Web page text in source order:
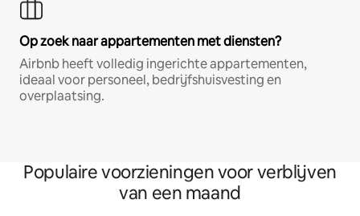
Op zoek naar appartementen met diensten?
Airbnb heeft volledig ingerichte appartementen,
ideaal voor personeel, bedrijfshuisvesting en
overplaatsing.
Populaire voorzieningen voor verblijven
van een maand